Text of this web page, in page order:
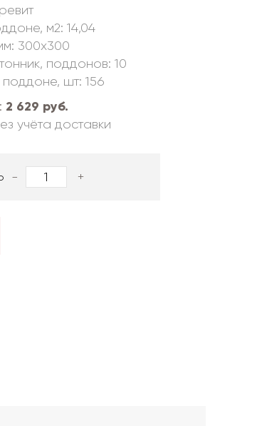
м2: 14,04
300х300
поддонов: 10
шт: 156
2 629 руб.
учёта доставки
- +